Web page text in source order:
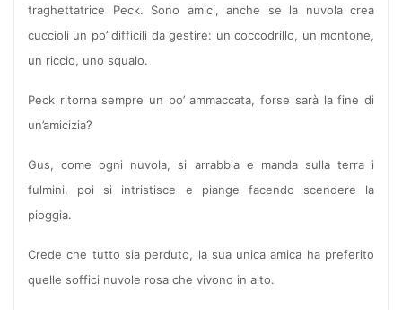
traghettatrice Peck. Sono amici, anche se la nuvola crea
cuccioli un po’ difficili da gestire: un coccodrillo, un montone,
un riccio, uno squalo.
Peck ritorna sempre un po’ ammaccata, forse sarà la fine di
un’amicizia?
Gus, come ogni nuvola, si arrabbia e manda sulla terra i
fulmini, poi si intristisce e piange facendo scendere la
pioggia.
Crede che tutto sia perduto, la sua unica amica ha preferito
quelle soffici nuvole rosa che vivono in alto.